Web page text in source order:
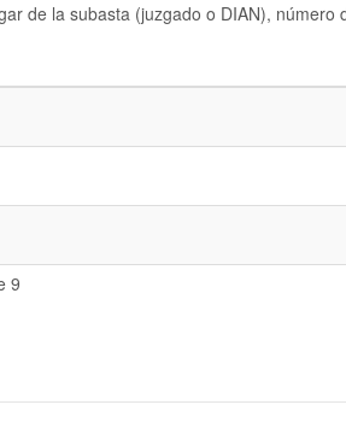
de la subasta (juzgado o DIAN),
9